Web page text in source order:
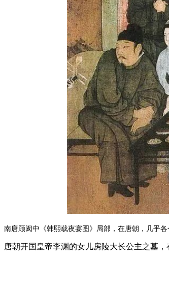
南唐顾阂中《韩熙载夜宴图》局部，在唐朝，几乎
唐朝开国皇帝李渊的女儿房陵大长公主之墓